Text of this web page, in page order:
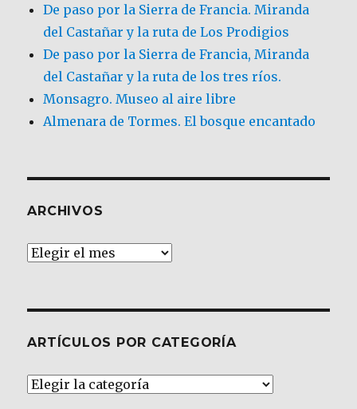
De paso por la Sierra de Francia. Miranda
del Castañar y la ruta de Los Prodigios
De paso por la Sierra de Francia, Miranda
del Castañar y la ruta de los tres ríos.
Monsagro. Museo al aire libre
Almenara de Tormes. El bosque encantado
ARCHIVOS
Archivos
ARTÍCULOS POR CATEGORÍA
Artículos